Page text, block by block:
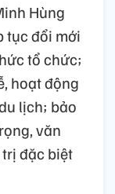
Hùng
tục đổi mới
tổ chức;
hoạt động
lịch; bảo
văn
đặc biệt